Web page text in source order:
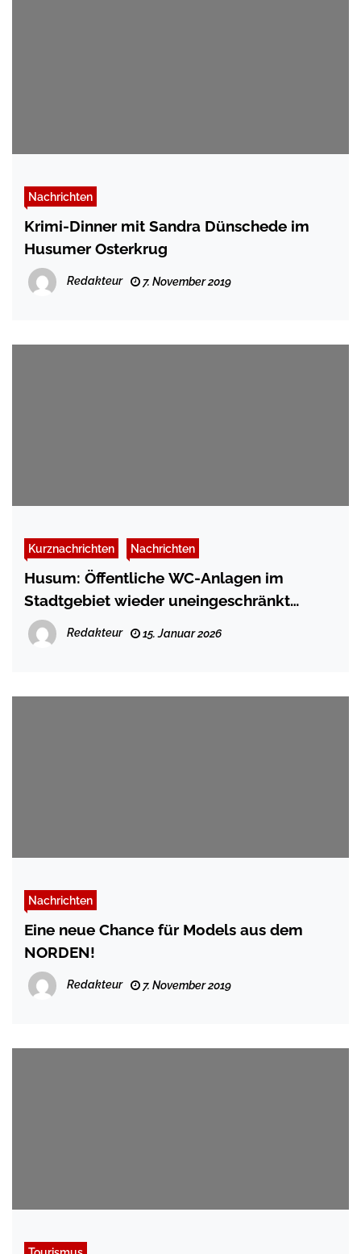
Nachrichten
Krimi-Dinner mit Sandra Dünschede im
Husumer Osterkrug
Redakteur 7. November 2019
Kurznachrichten Nachrichten
Husum: Öffentliche WC-Anlagen im
Stadtgebiet wieder uneingeschränkt
nutzbar
Redakteur 15. Januar 2026
Nachrichten
Eine neue Chance für Models aus dem
NORDEN!
Redakteur 7. November 2019